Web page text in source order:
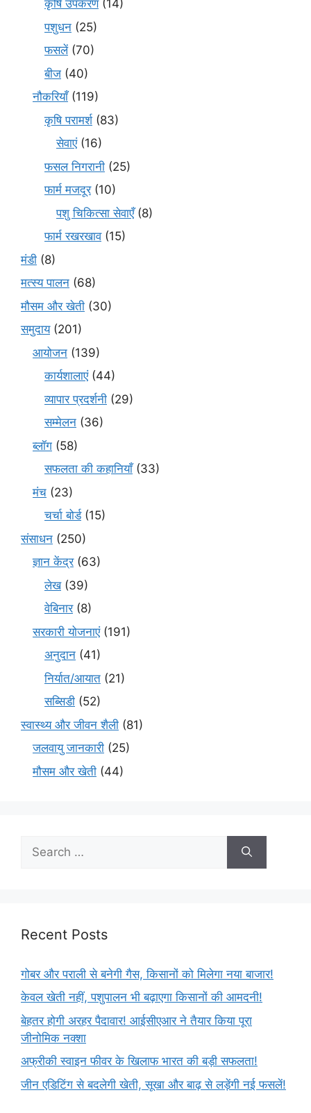
कृषि उपकरण(14)
पशुधन (25)
फसलें(70)
बीज (40)
नौकरियाँ(119)
कृषि परामर्श(83)
सेवाएं(16)
फसल निगरानी (25)
फार्म मजदूर(10)
पशु चिकित्सा सेवाएँ(8)
फार्म रखरखाव(15)
मंडी (8)
मत्स्य पालन (68)
मौसम और खेती (30)
समुदाय(201)
आयोजन (139)
कार्यशालाएं(44)
व्यापार प्रदर्शनी (29)
सम्मेलन (36)
ब्लॉग (58)
सफलता की कहानियाँ(33)
मंच (23)
चर्चा बोर्ड(15)
संसाधन (250)
ज्ञान केंद्र(63)
लेख(39)
वेबिनार(8)
सरकारी योजनाएं(191)
अनुदान (41)
निर्यात/आयात (21)
सब्सिडी (52)
स्वास्थ्य और जीवन शैली (81)
जलवायु जानकारी (25)
मौसम और खेती (44)
Recent Posts
गोबर और पराली से बनेगी गैस, किसानों को मिलेगा नया बाजार!
केवल खेती नहीं, पशुपालन भी बढ़ाएगा किसानों की आमदनी!
बेहतर होगी अरहर पैदावार! आईसीएआर ने तैयार किया पूरा
जीनोमिक नक्शा
अफ्रीकी स्वाइन फीवर के खिलाफ भारत की बड़ी सफलता!
जीन एडिटिंग से बदलेगी खेती, सूखा और बाढ़ से लड़ेंगी नई फसलें!